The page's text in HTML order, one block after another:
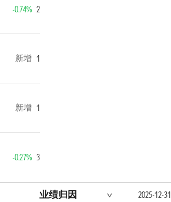
-0.74% 2
新增 1
新增 1
-0.27% 3
业绩归因 2025-12-31